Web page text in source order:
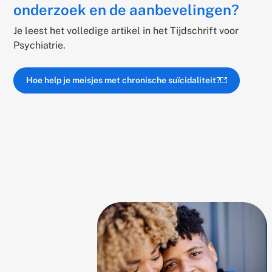
onderzoek en de aanbevelingen?
Je leest het volledige artikel in het Tijdschrift voor
Psychiatrie.
Hoe help je meisjes met chronische suïcidaliteit?(externe